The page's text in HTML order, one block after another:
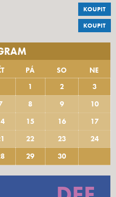
KOUPIT
KOUPIT
PÁ SO
NE
1
2
3
8 9
10
15 16
17
22 23
24
29 30